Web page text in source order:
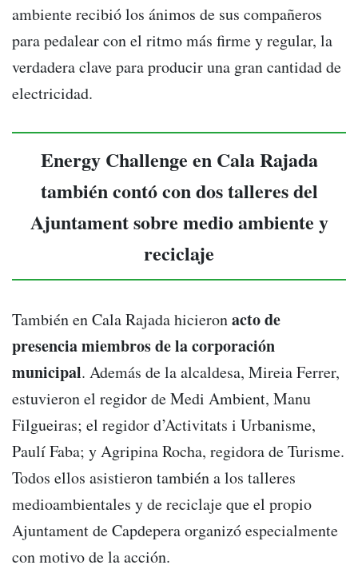
ambiente recibió los ánimos de sus compañeros
para pedalear con el ritmo más firme y regular, la
verdadera clave para producir una gran cantidad de
electricidad.
Energy Challenge en Cala Rajada
también contó con dos talleres del
Ajuntament sobre medio ambiente y
reciclaje
También en Cala Rajada hicieronacto de
presencia miembros de la corporación
municipal. Además de la alcaldesa, Mireia Ferrer,
estuvieron el regidor de Medi Ambient, Manu
Filgueiras; el regidor d’Activitats i Urbanisme,
Paulí Faba; y Agripina Rocha, regidora de Turisme.
Todos ellos asistieron también a los talleres
medioambientales y de reciclaje que el propio
Ajuntament de Capdepera organizó especialmente
con motivo de la acción.